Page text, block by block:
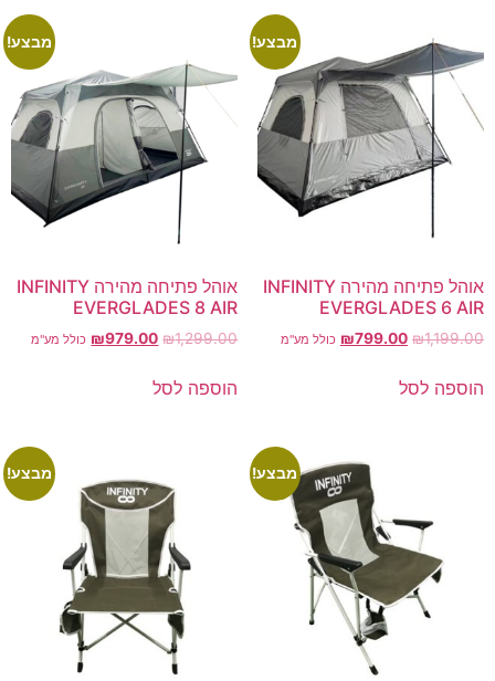
מבצע!
אוהל פתיחה מהירה INFINITY
EVERGLADES 6 AIR
₪1,199.00
₪799.00 כולל מע"מ
הוספה לסל
מבצע!
אוהל פתיחה מהירה INFINITY
EVERGLADES 8 AIR
₪1,299.00
₪979.00 כולל מע"מ
הוספה לסל
מבצע! מבצע!